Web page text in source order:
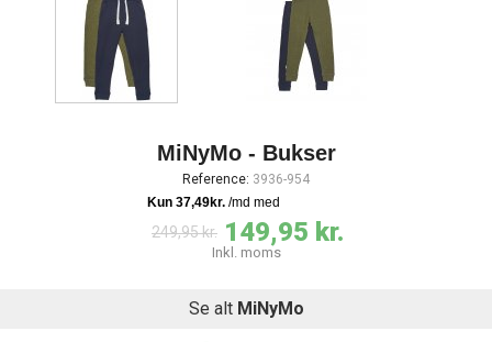
MiNyMo - Bukser
Reference: 3936-954
249,95 kr. 149,95 kr.
Inkl. moms
Se alt MiNyMo